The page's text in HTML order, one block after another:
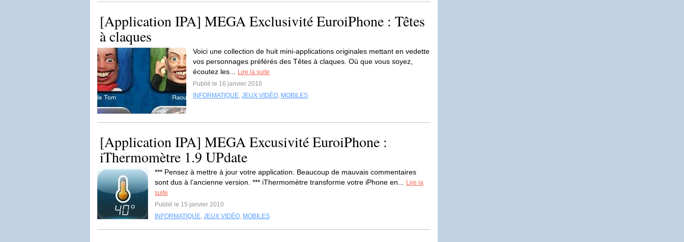
[Application IPA] MEGA Exclusivité EuroiPhone : Têtes
à claques
Voici une collection de huit mini-applications originales mettant en vedette
vos personnages préférés des Têtes à claques. Où que vous soyez,
écoutez les...
Lire la suite
Publié le 16 janvier 2010
INFORMATIQUE, JEUX VIDÉO, MOBILES
[Application IPA] MEGA Excusivité EuroiPhone :
iThermomètre 1.9 UPdate
*** Pensez à mettre à jour votre application. Beaucoup de mauvais commentaires
sont dus à l’ancienne version. *** iThermomètre transforme votre iPhone en...
Lire la
suite
Publié le 15 janvier 2010
INFORMATIQUE, JEUX VIDÉO, MOBILES